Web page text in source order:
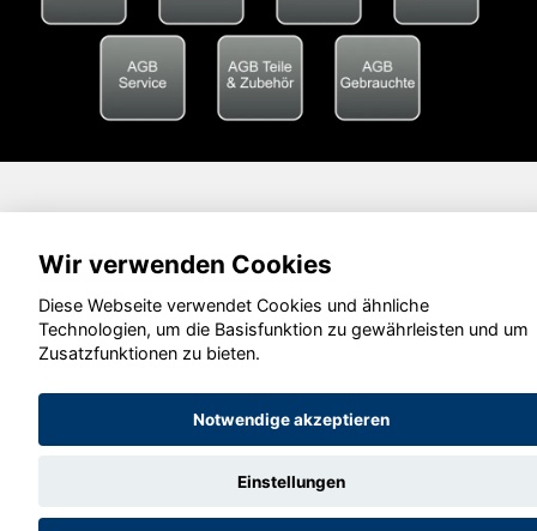
Wir verwenden Cookies
Diese Webseite verwendet Cookies und ähnliche
Technologien, um die Basisfunktion zu gewährleisten und um
Zusatzfunktionen zu bieten.
Notwendige akzeptieren
Einstellungen